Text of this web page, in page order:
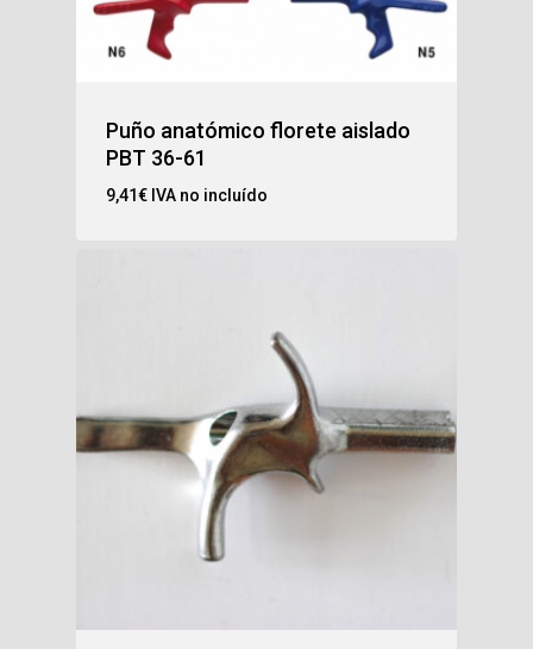
Puño anatómico florete aislado
PBT 36-61
9,41€ IVA no incluído